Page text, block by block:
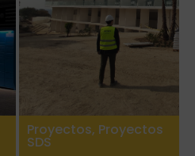
Proyectos, Proyectos
SDS